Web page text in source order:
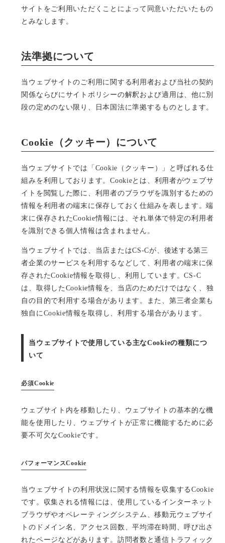
サイトをご利用いただくことによって同意いただいたもの
とみなします。
法準拠について
当ウェブサイトのご利用に関する利用者および当社の契約
関係ならびにサイトポリシーの解釈および適用は、他に別
段の定めのない限り、日本国法に準拠するものとします。
Cookie（クッキー）について
当ウェブサイトでは「Cookie（クッキー）」と呼ばれる仕
組みを利用しております。Cookieとは、利用者がウェブサ
イトを閲覧した際に、利用者のブラウザを識別するための
情報を利用者の端末に保存しておく仕組みを表します。端
末に保存されたCookie情報には、それ単体で特定の利用者
を識別できる個人情報は含まれません。
当ウェブサイトでは、当店またはCS-Cが、後述する第三
者企業のサービスを利用するなどして、利用者の端末に保
存されたCookie情報を取得し、利用しています。CS-C
は、取得したCookie情報を、当店のためだけではなく、独
自の目的で利用する場合があります。また、第三者企業も
独自にCookie情報を取得し、利用する場合があります。
当ウェブサイトで使用している主なCookieの種類につ
いて
必須Cookie
ウェブサイト内を移動したり、ウェブサイトの基本的な機
能を使用したり、ウェブサイトが正常に機能するために必
要不可欠なCookieです。
パフォーマンスCookie
当ウェブサイトの利用状況に関する情報を収集するCookie
です。収集される情報には、使用しているインターネット
ブラウザやオペレーティングシステム、移動元ウェブサイ
トのドメイン名、アクセス回数、平均滞在時間、呼び出さ
れたページなどがあります。訪問者数と通信トラフィック